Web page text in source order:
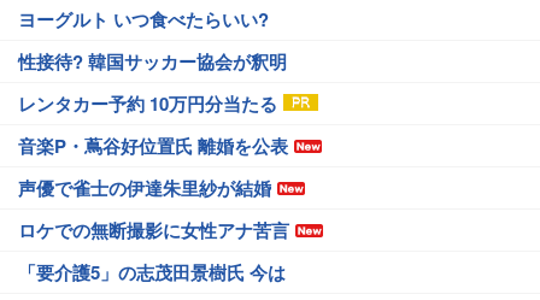
ヨーグルト いつ食べたらいい?
性接待? 韓国サッカー協会が釈明
レンタカー予約 10万円分当たる
音楽P・蔦谷好位置氏 離婚を公表
声優で雀士の伊達朱里紗が結婚
ロケでの無断撮影に女性アナ苦言
「要介護5」の志茂田景樹氏 今は